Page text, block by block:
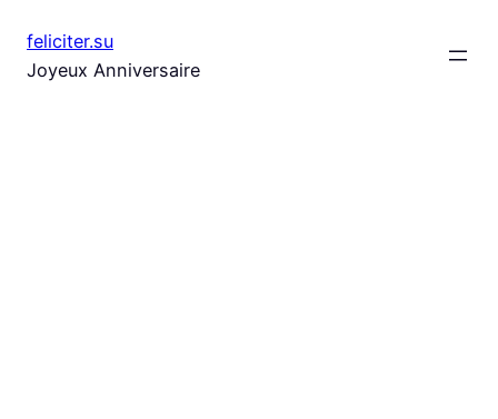
au
contenu
feliciter.su
Joyeux Anniversaire